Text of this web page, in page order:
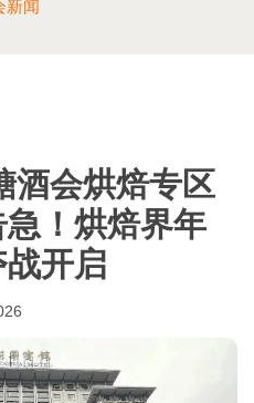
新闻
酒会烘焙专区
！烘焙界年
开启